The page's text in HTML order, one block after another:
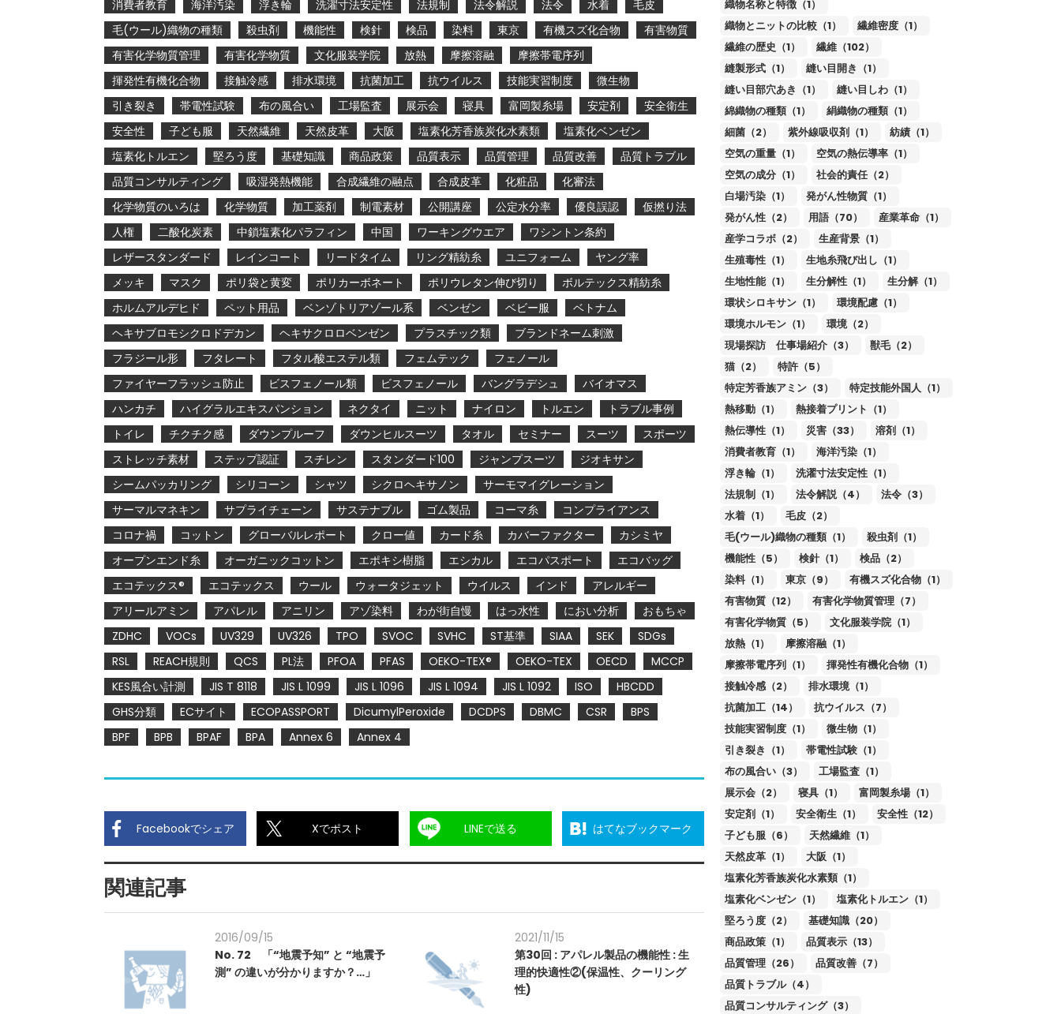
消費者教育
海洋汚染 浮き輪 洗濯寸法安定性 法規制 法令解説 法令 水着
毛皮
毛(ウール)織物の種類
殺虫剤 機能性 検針 検品 染料 東京 有機スズ化合物
有害物質
有害化学物質管理
有害化学物質 文化服装学院 放熱 摩擦溶融
摩擦帯電序列
揮発性有機化合物
接触冷感 排水環境 抗菌加工 抗ウイルス 技能実習制度
微生物
引き裂き
帯電性試験 布の風合い 工場監査 展示会 寝具 富岡製糸場 安定剤
安全衛生
安全性
子ども服 天然繊維 天然皮革 大阪 塩素化芳香族炭化水素類
塩素化ベンゼン
塩素化トルエン
堅ろう度 基礎知識 商品政策 品質表示 品質管理 品質改善
品質トラブル
品質コンサルティング
吸湿発熱機能 合成繊維の融点 合成皮革 化粧品
化審法
化学物質のいろは
化学物質 加工薬剤 制電素材 公開講座 公定水分率 優良誤認
仮撚り法
人権
二酸化炭素 中鎖塩素化パラフィン 中国 ワーキングウエア
ワシントン条約
レザースタンダード
レインコート リードタイム リング精紡糸 ユニフォーム
ヤング率
メッキ
マスク ポリ袋と黄変 ポリカーボネート ポリウレタン伸び切り
ボルテックス精紡糸
ホルムアルデヒド
ペット用品 ベンゾトリアゾール系 ベンゼン ベビー服
ベトナム
ヘキサブロモシクロドデカン
ヘキサクロロベンゼン プラスチック類
ブランドネーム刺激
フラジール形
フタレート フタル酸エステル類 フェムテック
フェノール
ファイヤーフラッシュ防止
ビスフェノール類 ビスフェノール バングラデシュ
バイオマス
ハンカチ
ハイグラルエキスパンション ネクタイ ニット ナイロン トルエン
トラブル事例
トイレ
チクチク感 ダウンプルーフ ダウンヒルスーツ タオル セミナー スーツ
スポーツ
ストレッチ素材
ステップ認証 スチレン スタンダード100 ジャンプスーツ
ジオキサン
シームパッカリング
シリコーン シャツ シクロヘキサノン
サーモマイグレーション
サーマルマネキン
サプライチェーン サステナブル ゴム製品 コーマ糸
コンプライアンス
コロナ禍
コットン グローバルレポート クロー値 カード糸 カバーファクター
カシミヤ
オープンエンド糸
オーガニックコットン エポキシ樹脂 エシカル エコパスポート
エコバッグ
エコテックス®
エコテックス ウール ウォータジェット ウイルス インド
アレルギー
アリールアミン
アパレル アニリン アゾ染料 わが街自慢 はっ水性 におい分析
おもちゃ
ZDHC
VOCs UV329 UV326 TPO SVOC SVHC ST基準 SIAA SEK
SDGs
RSL
REACH規則 QCS PL法 PFOA PFAS OEKO-TEX® OEKO-TEX OECD
MCCP
KES風合い計測
JIS T 8118 JIS L 1099 JIS L 1096 JIS L 1094 JIS L 1092 ISO
HBCDD
GHS分類
ECサイト ECOPASSPORT DicumylPeroxide DCDPS DBMC CSR
BPS
BPF
BPB BPAF BPA Annex 6 Annex 4
Facebookでシェア Xでポスト LINEで送る はてなブックマーク
関連記事
2016/09/15
No. 72 「“地震予知” と “地震予
測” の違いが分かりますか？…」
2021/11/15
第30回 : アパレル製品の機能性 : 生
理的快適性②(保温性、クーリング
性)
織物名称と特徴（1）
織物とニットの比較（1）
繊維密度（1）
繊維の歴史（1）
繊維（102）
縫製形式（1）
縫い目開き（1）
縫い目部穴あき（1）
縫い目しわ（1）
綿織物の種類（1）
絹織物の種類（1）
細菌（2）
紫外線吸収剤（1）
紡績（1）
空気の重量（1）
空気の熱伝導率（1）
空気の成分（1）
社会的責任（2）
白場汚染（1）
発がん性物質（1）
発がん性（2）
用語（70）
産業革命（1）
産学コラボ（2）
生産背景（1）
生殖毒性（1）
生地糸飛び出し（1）
生地性能（1）
生分解性（1）
生分解（1）
環状シロキサン（1）
環境配慮（1）
環境ホルモン（1）
環境（2）
現場探訪 仕事場紹介（3）
獣毛（2）
猫（2）
特許（5）
特定芳香族アミン（3）
特定技能外国人（1）
熱移動（1）
熱接着プリント（1）
熱伝導性（1）
災害（33）
溶剤（1）
消費者教育（1）
海洋汚染（1）
浮き輪（1）
洗濯寸法安定性（1）
法規制（1）
法令解説（4）
法令（3）
水着（1）
毛皮（2）
毛(ウール)織物の種類（1）
殺虫剤（1）
機能性（5）
検針（1）
検品（2）
染料（1）
東京（9）
有機スズ化合物（1）
有害物質（12）
有害化学物質管理（7）
有害化学物質（5）
文化服装学院（1）
放熱（1）
摩擦溶融（1）
摩擦帯電序列（1）
揮発性有機化合物（1）
接触冷感（2）
排水環境（1）
抗菌加工（14）
抗ウイルス（7）
技能実習制度（1）
微生物（1）
引き裂き（1）
帯電性試験（1）
布の風合い（3）
工場監査（1）
展示会（2）
寝具（1）
富岡製糸場（1）
安定剤（1）
安全衛生（1）
安全性（12）
子ども服（6）
天然繊維（1）
天然皮革（1）
大阪（1）
塩素化芳香族炭化水素類（1）
塩素化ベンゼン（1）
塩素化トルエン（1）
堅ろう度（2）
基礎知識（20）
商品政策（1）
品質表示（13）
品質管理（26）
品質改善（7）
品質トラブル（4）
品質コンサルティング（3）